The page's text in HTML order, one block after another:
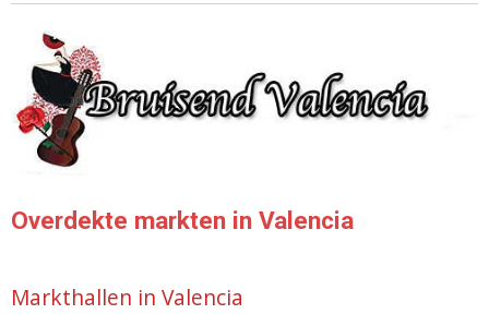
Overdekte markten in Valencia
Markthallen in Valencia